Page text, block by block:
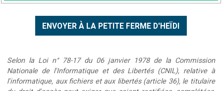
Selon la Loi n° 78-17 du 06 janvier 1978 de la Commission
Nationale de l'Informatique et des Libertés (CNIL), relative à
l'informatique, aux fichiers et aux libertés (article 36), le titulaire